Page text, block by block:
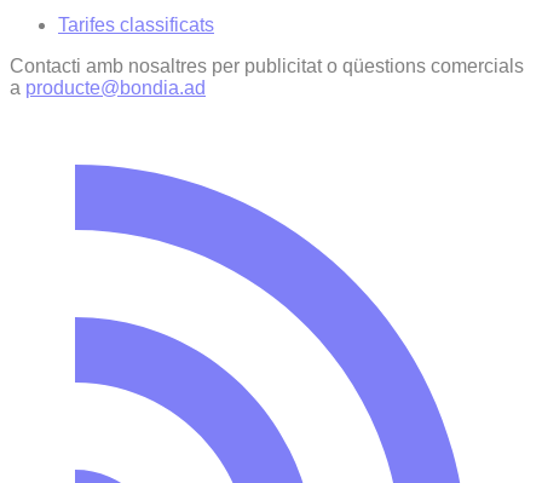
Tarifes classificats
Contacti amb nosaltres per publicitat o qüestions comercials
a producte@bondia.ad